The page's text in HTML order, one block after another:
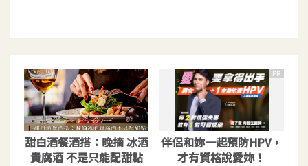
甜白酒餐酒搭：晚摘 冰酒
貴腐酒 不是只能配甜點
PR
伴侶和妳一起預防HPV，
才有資格說愛妳！